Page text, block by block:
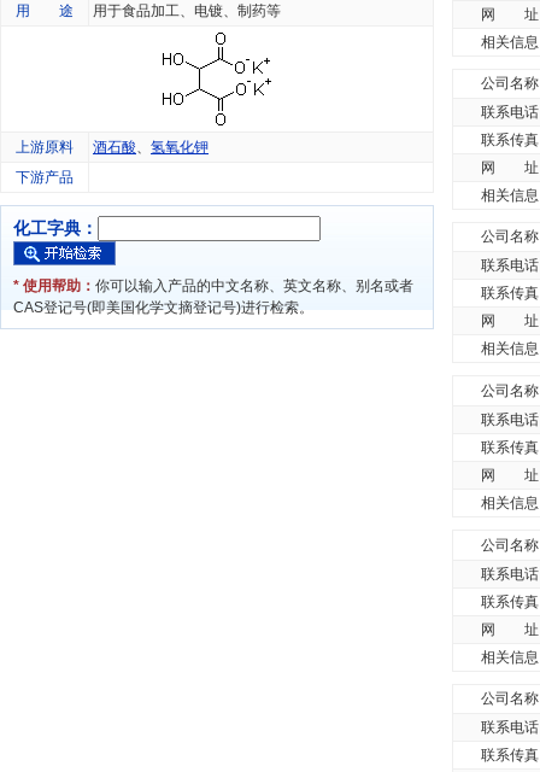
用 途
用于食品加工、电镀、制药等
上游原料 酒石酸、 氢氧化钾
下游产品
化工字典：
* 使用帮助： 你可以输入产品的中文名称、英文名称、别名或者
CAS登记号(即美国化学文摘登记号)进行检索。
网 址
相关信息
公司名称
联系电话
联系传真
网 址
相关信息
公司名称
联系电话
联系传真
网 址
相关信息
公司名称
联系电话
联系传真
网 址
相关信息
公司名称
联系电话
联系传真
网 址
相关信息
公司名称
联系电话
联系传真